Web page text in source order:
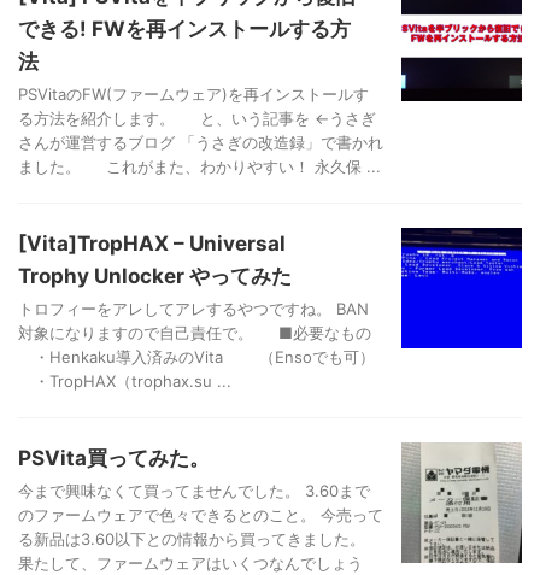
できる! FWを再インストールする方
法
PSVitaのFW(ファームウェア)を再インストールす
る方法を紹介します。 と、いう記事を ←うさぎ
さんが運営するブログ 「うさぎの改造録」で書かれ
ました。 これがまた、わかりやすい！ 永久保 ...
[Vita]TropHAX – Universal
Trophy Unlocker やってみた
トロフィーをアレしてアレするやつですね。 BAN
対象になりますので自己責任で。 ■必要なもの
・Henkaku導入済みのVita （Ensoでも可）
・TropHAX（trophax.su ...
PSVita買ってみた。
今まで興味なくて買ってませんでした。 3.60まで
のファームウェアで色々できるとのこと。 今売って
る新品は3.60以下との情報から買ってきました。
果たして、ファームウェアはいくつなんでしょう